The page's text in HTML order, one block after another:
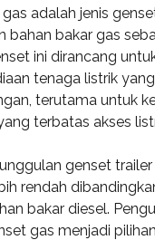
adalah jenis
bahan bakar gas
ini dirancang
tenaga listrik
terutama untuk
terbatas akses
genset
rendah
bakar diesel.
gas menjadi